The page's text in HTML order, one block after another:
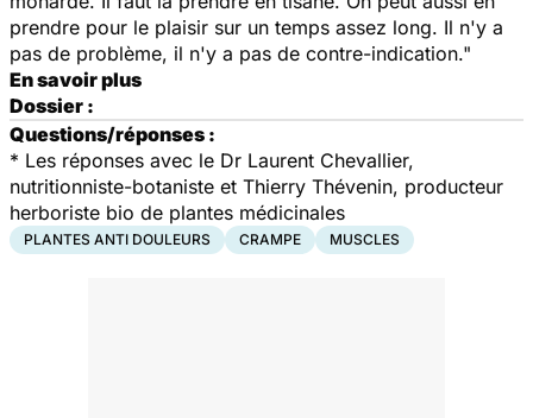
prendre pour le plaisir sur un temps assez long. Il n'y a
pas de problème, il n'y a pas de contre-indication."
En savoir plus
Dossier :
Questions/réponses :
* Les réponses avec le Dr Laurent Chevallier,
nutritionniste-botaniste et Thierry Thévenin, producteur
herboriste bio de plantes médicinales
PLANTES ANTI DOULEURS CRAMPE MUSCLES